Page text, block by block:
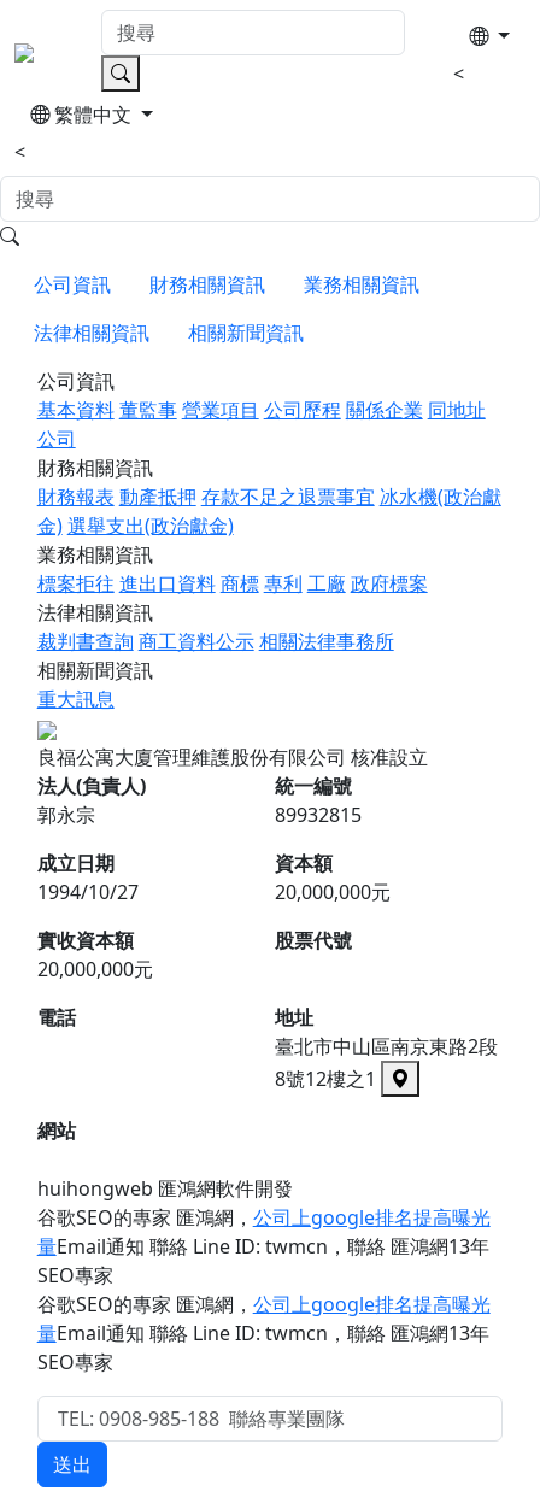
<
繁體中文
<
公司資訊 財務相關資訊
業務相關資訊
法律相關資訊
相關新聞資訊
公司資訊
基本資料董監事營業項目 公司歷程 關係企業 同地址
公司
財務相關資訊
財務報表 動產抵押 存款不足之退票事宜 冰水機(政治獻
金)選舉支出(政治獻金)
業務相關資訊
標案拒往 進出口資料商標專利 工廠 政府標案
法律相關資訊
裁判書查詢 商工資料公示相關法律事務所
相關新聞資訊
重大訊息
良福公寓大廈管理維護股份有限公司 核准設立
法人(負責人)
郭永宗
統一編號
89932815
成立日期
1994/10/27
資本額
20,000,000元
實收資本額
20,000,000元
股票代號
電話
地址
臺北市中山區南京東路2段
8號12樓之1
網站
huihongweb 匯鴻網軟件開發
谷歌SEO的專家 匯鴻網 ， 公司上google排名提高曝光
量Email通知 聯絡 Line ID: twmcn ，聯絡 匯鴻網13年
SEO專家
谷歌SEO的專家 匯鴻網 ， 公司上google排名提高曝光
量Email通知 聯絡 Line ID: twmcn ，聯絡 匯鴻網13年
SEO專家
送出